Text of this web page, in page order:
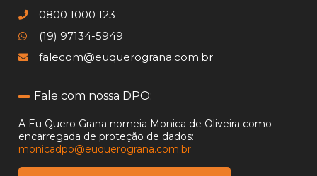
0800 1000 123
(19) 97134-5949
falecom@euquerograna.com.br
Fale com nossa DPO:
A Eu Quero Grana nomeia Monica de Oliveira como
encarregada de proteção de dados:
monicadpo@euquerograna.com.br